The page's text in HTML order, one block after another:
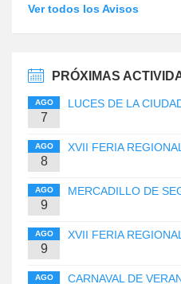
Ver todos los Avisos
PRÓXIMAS
AGO
7
LUCES DE LA
AGO
8
XVII FERIA
AGO
9
MERCADILLO DE
AGO
9
XVII FERIA
AGO CARNAVAL DE